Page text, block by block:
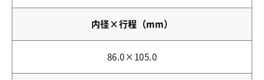
内径×行程（mm）
86.0×105.0